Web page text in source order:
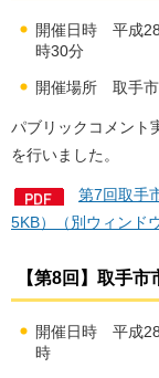
開催日時 平成
時30分
開催場所 取手市
パブリックコメント
を行いました。
第7回取手
5KB）（別ウィンド
【第8回】取手
開催日時 平成
時